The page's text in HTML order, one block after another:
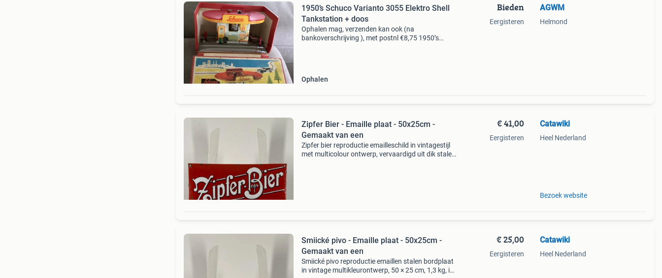
1950’s Schuco Varianto 3055 Elektro Shell
Tankstation + doos
Ophalen mag, verzenden kan ook (na
bankoverschrijving ), met postnl €8,75 1950’s
Ophalen
Bieden
Eergisteren
AGWM
Helmond
Zipfer Bier - Emaille plaat - 50x25cm -
Gemaakt van een
Zipfer bier reproductie emailleschild in vintagestijl
met multicolour ontwerp, vervaardigd uit dik stalen
€ 41,00
Eergisteren
Catawiki
Heel Nederland
Bezoek website
Smiické pivo - Emaille plaat - 50x25cm -
Gemaakt van een
Smiické pivo reproductie emaillen stalen bordplaat
in vintage multikleurontwerp, 50 × 25 cm, 1,3 kg, in
€ 25,00
Eergisteren
Catawiki
Heel Nederland